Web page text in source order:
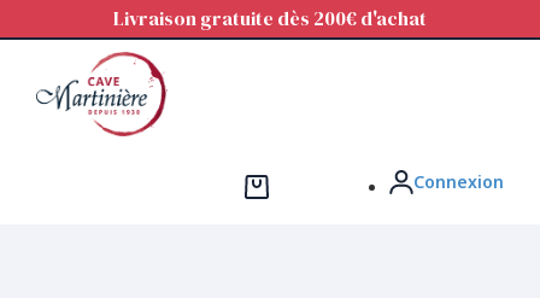
Livraison gratuite dès 200€ d'achat
Connexion
Panneau de gestion des cookies